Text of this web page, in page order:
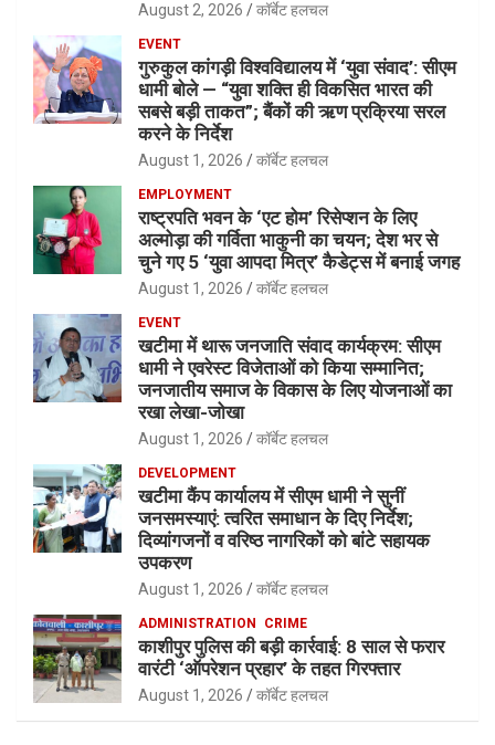
August 2, 2026 कॉर्बेट हलचल
EVENT
गुरुकुल कांगड़ी विश्वविद्यालय में ‘युवा संवाद’: सीएम
धामी बोले — “युवा शक्ति ही विकसित भारत की
सबसे बड़ी ताकत”; बैंकों की ऋण प्रक्रिया सरल
करने के निर्देश
August 1, 2026 कॉर्बेट हलचल
EMPLOYMENT
राष्ट्रपति भवन के ‘एट होम’ रिसेप्शन के लिए
अल्मोड़ा की गर्विता भाकुनी का चयन; देश भर से
चुने गए 5 ‘युवा आपदा मित्र’ कैडेट्स में बनाई जगह
August 1, 2026 कॉर्बेट हलचल
EVENT
खटीमा में थारू जनजाति संवाद कार्यक्रम: सीएम
धामी ने एवरेस्ट विजेताओं को किया सम्मानित;
जनजातीय समाज के विकास के लिए योजनाओं का
रखा लेखा-जोखा
August 1, 2026 कॉर्बेट हलचल
DEVELOPMENT
खटीमा कैंप कार्यालय में सीएम धामी ने सुनीं
जनसमस्याएं: त्वरित समाधान के दिए निर्देश;
दिव्यांगजनों व वरिष्ठ नागरिकों को बांटे सहायक
उपकरण
August 1, 2026 कॉर्बेट हलचल
ADMINISTRATION CRIME
काशीपुर पुलिस की बड़ी कार्रवाई: 8 साल से फरार
वारंटी ‘ऑपरेशन प्रहार’ के तहत गिरफ्तार
August 1, 2026 कॉर्बेट हलचल